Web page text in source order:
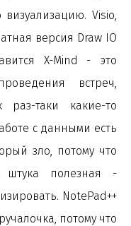
Visio,
версия Draw IO
X-Mind - это
встреч,
таки какие-то
с данными есть
зло, потому что
полезная -
NotePad++
потому что